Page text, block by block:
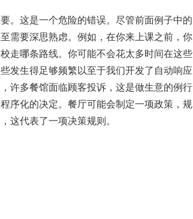
。这是一个危险的错误。尽管前面例子中的
需要深思熟虑。例如，在你来上课之前，你
走哪条路线。你可能不会花太多时间在这些
发生得足够频繁以至于我们开发了自动响应
许多餐馆面临顾客投诉，这是做生意的例行
序化的决定。餐厅可能会制定一项政策，规
这代表了一项决策规则。